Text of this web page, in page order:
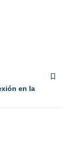
en la